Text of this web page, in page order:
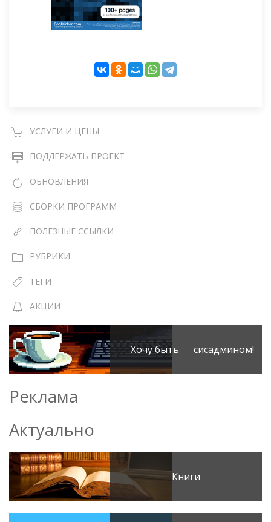
УСЛУГИ И ЦЕНЫ
ПОДДЕРЖАТЬ ПРОЕКТ
ОБНОВЛЕНИЯ
СБОРКИ ПРОГРАММ
ПОЛЕЗНЫЕ ССЫЛКИ
РУБРИКИ
ТЕГИ
АКЦИИ
Хочу быть сисадмином!
Реклама
Актуально
Книги